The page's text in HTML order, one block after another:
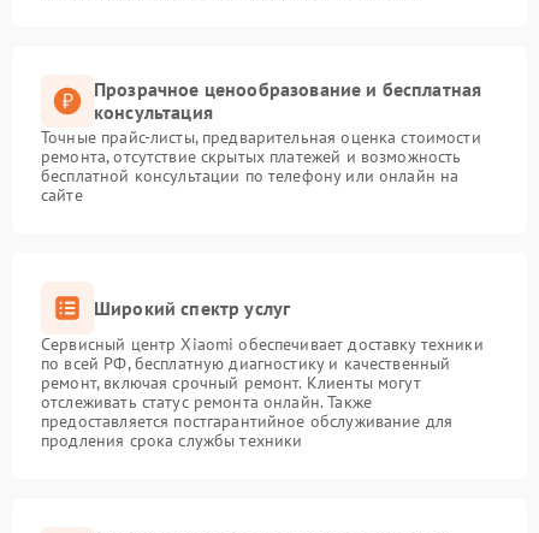
Прозрачное ценообразование и бесплатная
консультация
Точные прайс-листы, предварительная оценка стоимости
ремонта, отсутствие скрытых платежей и возможность
бесплатной консультации по телефону или онлайн на
сайте
Широкий спектр услуг
Сервисный центр Xiaomi обеспечивает доставку техники
по всей РФ, бесплатную диагностику и качественный
ремонт, включая срочный ремонт. Клиенты могут
отслеживать статус ремонта онлайн. Также
предоставляется постгарантийное обслуживание для
продления срока службы техники